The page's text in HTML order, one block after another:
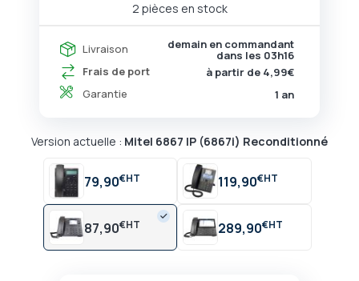
2 pièces en stock
Livraison demain en commandant
dans les 03h16
Frais de port
à partir de 4,99€
Garantie
1 an
Version actuelle : Mitel 6867 IP (6867i) Reconditionné
79,90€ 119,90€
87,90€ 289,90€